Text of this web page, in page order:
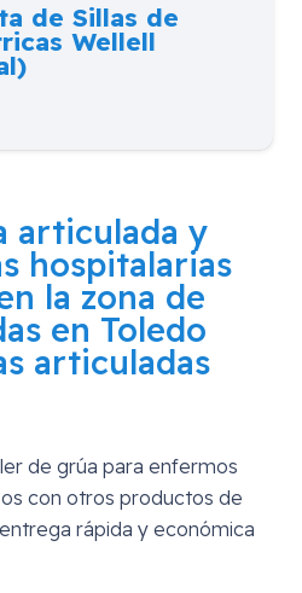
de Sillas de
Wellell
articulada y
hospitalarias
la zona de
en Toledo
articuladas
de grúa para enfermos
con otros productos de
rápida y económica